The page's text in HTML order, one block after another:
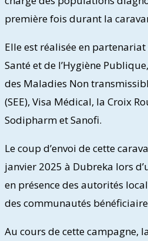
première fois durant la
Elle est réalisée en
Santé et de l’Hygiène
des Maladies Non
(SEE), Visa Médical, la Croix
Sodipharm et Sanofi.
Le coup d’envoi de cette
janvier 2025 à Dubreka lors
en présence des autorités
des communautés
Au cours de cette campagne,